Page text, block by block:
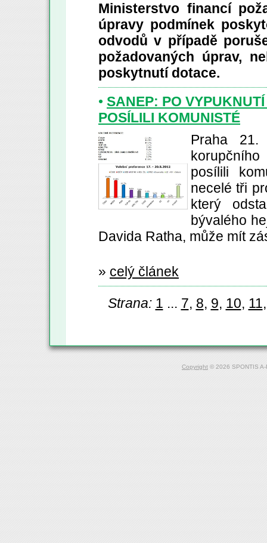
Ministerstvo financí
úpravy podmínek
odvodů v případě
požadovaných úprav,
poskytnutí dotace.
• SANEP: PO
POSÍLILI KOMUNISTÉ
Praha 21.
posílili
necelé tři
který
bývalého
Davida Ratha, může mít
» celý článek
Strana: 1 ... 7, 8, 9, 10, 11
Copyright © 2026 SPONTIS